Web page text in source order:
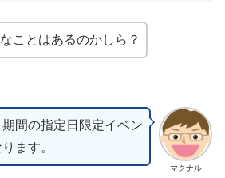
ことはあるのかしら？
マクナル
間の指定日限定イベン
ます。